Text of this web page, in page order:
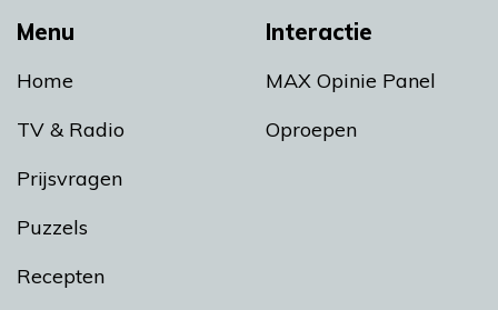
Menu
Home
TV & Radio
Prijsvragen
Puzzels
Recepten
Interactie
MAX Opinie Panel
Oproepen